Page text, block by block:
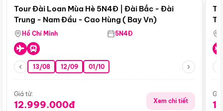
Tour Đài Loan Mùa Hè 5N4Đ | Đài Bắc - Đài
Trung - Nam Đầu - Cao Hùng ( Bay Vn)
Hồ Chí Minh 5N4Đ
13/08 12/09 01/10
Giá từ:
12.999.000đ Xem chi tiết